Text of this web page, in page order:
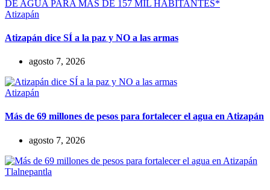
Atizapán
Atizapán dice SÍ a la paz y NO a las armas
agosto 7, 2026
Atizapán
Más de 69 millones de pesos para fortalecer el agua en Atizapán
agosto 7, 2026
Tlalnepantla